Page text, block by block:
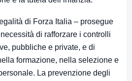
di Forza Italia – prosegue
di rafforzare i controlli
pubbliche e private, e di
formazione, nella selezione e
La prevenzione degli